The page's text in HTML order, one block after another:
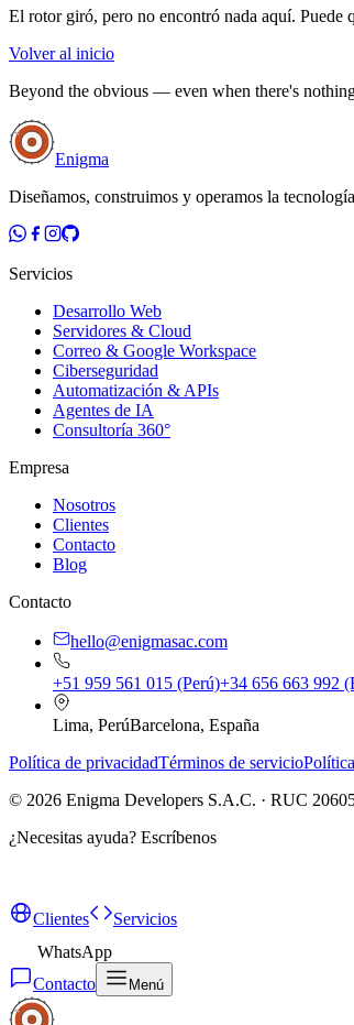
El rotor giró, pero no encontró nada aquí.
Volver al inicio
Beyond the obvious — even when there's
Enigma
Diseñamos, construimos y operamos la
Servicios
Desarrollo Web
Servidores & Cloud
Correo & Google Workspace
Ciberseguridad
Automatización & APIs
Agentes de IA
Consultoría 360°
Empresa
Nosotros
Clientes
Contacto
Blog
Contacto
hello@enigmasac.com
+51 959 561 015 (Perú)+34 656 663 992
Lima, PerúBarcelona, España
Política de privacidadTérminos de servicio
© 2026 Enigma Developers S.A.C. · RUC
¿Necesitas ayuda? Escríbenos
Clientes
Servicios
WhatsApp
Contacto
Menú